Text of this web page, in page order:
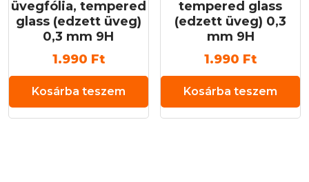
üvegfólia, tempered
glass (edzett üveg)
0,3 mm 9H
1.990 Ft
Kosárba teszem
tempered glass
(edzett üveg) 0,3
mm 9H
1.990 Ft
Kosárba teszem